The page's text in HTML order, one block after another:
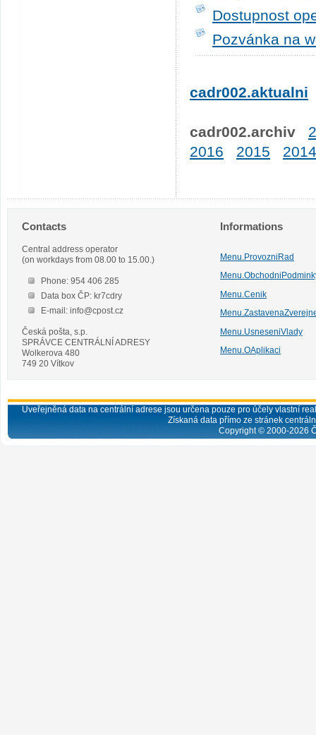
Dostupnost
Pozvánka na
cadr002.aktualni
cadr002.archiv
2016
2015 2014
Contacts
Central address operator
(on workdays from 08.00 to 15.00.)
Phone: 954 406 285
Data box ČP: kr7cdry
E-mail: info@cpost.cz
Česká pošta, s.p.
SPRÁVCE CENTRÁLNÍ ADRESY
Wolkerova 480
749 20 Vítkov
Informations
Menu.ProvozniRad
Menu.Cenik
Menu.UsneseniVlady
Menu.OAplikaci
Uveřejněná data na centrální adrese jsou určena pouze pro účely vlastní
Získaná data přímo ze stránek
Copyright © 2000-2026